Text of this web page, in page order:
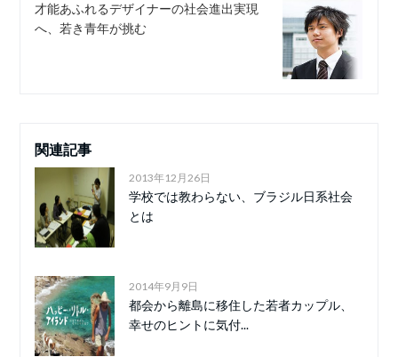
才能あふれるデザイナーの社会進出実現
へ、若き青年が挑む
関連記事
2013年12月26日
学校では教わらない、ブラジル日系社会
とは
2014年9月9日
都会から離島に移住した若者カップル、
幸せのヒントに気付...